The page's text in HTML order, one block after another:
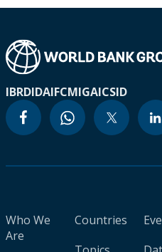
IBRDIDAIFCMIGAICSID
Who We
Are
Countries